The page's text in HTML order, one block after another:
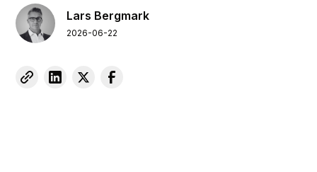
Lars Bergmark
2026-06-22